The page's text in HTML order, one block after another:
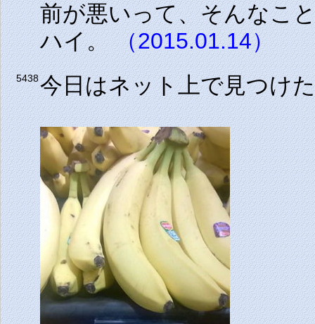
前が悪いって、そんなこ
ハイ。（2015.01.14）
5438今日はネット上で見つけ